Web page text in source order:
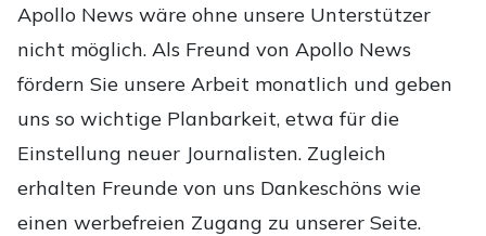
Apollo News wäre ohne unsere Unterstützer
nicht möglich. Als Freund von Apollo News
fördern Sie unsere Arbeit monatlich und geben
uns so wichtige Planbarkeit, etwa für die
Einstellung neuer Journalisten. Zugleich
erhalten Freunde von uns Dankeschöns wie
einen werbefreien Zugang zu unserer Seite.